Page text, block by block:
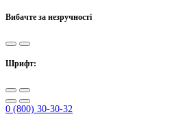
Вибачте за незручності
Шрифт:
0 (800) 30-30-32